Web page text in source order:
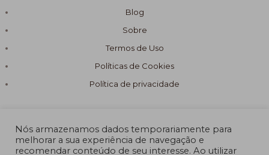
Blog
Sobre
Termos de Uso
Políticas de Cookies
Política de privacidade
Nós armazenamos dados temporariamente para
melhorar a sua experiência de navegação e
recomendar conteúdo de seu interesse. Ao utilizar